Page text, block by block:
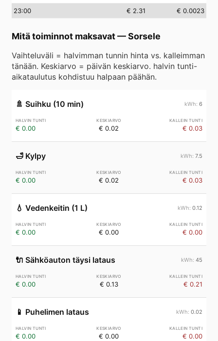
23:00 € 2.31 € 0.0023
Mitä toiminnot maksavat—Sorsele
Vaihteluväli = halvimman tunnin hinta vs. kalleimman
tänään. Keskiarvo = päivän keskiarvo. halvin tunti-
aikataulutus kohdistuu halpaan päähän.
🚿 Suihku (10 min) 6
€ 0.00 € 0.02 € 0.03
🛁 Kylpy 7.5
€ 0.00 € 0.02 € 0.03
💧 Vedenkeitin (1 L) 0.12
€ 0.00 € 0.00 € 0.00
🔌 Sähköauton täysi lataus 45
€ 0.00 € 0.13 € 0.21
📱 Puhelimen lataus 0.02
€ 0.00 € 0.00 € 0.00